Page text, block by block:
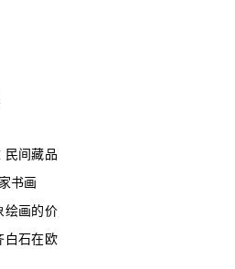
民间藏品
书画
绘画的价
白石在欧